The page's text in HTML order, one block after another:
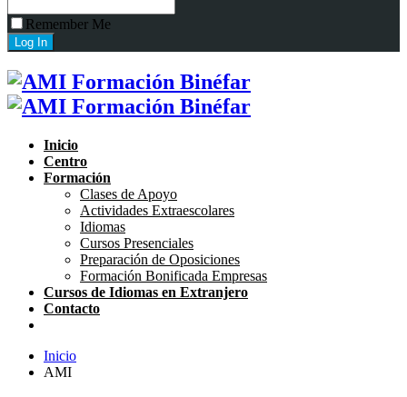
Remember Me
Inicio
Centro
Formación
Clases de Apoyo
Actividades Extraescolares
Idiomas
Cursos Presenciales
Preparación de Oposiciones
Formación Bonificada Empresas
Cursos de Idiomas en Extranjero
Contacto
Inicio
AMI